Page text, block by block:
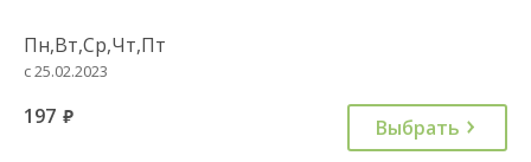
Пн,Вт,Ср,Чт,Пт
с 25.02.2023
197 руб. Выбрать